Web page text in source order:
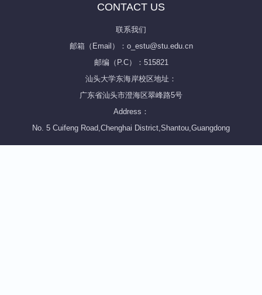
CONTACT US
联系我们
邮箱（Email）：o_estu@stu.edu.cn
邮编（P.C）：515821
汕头大学东海岸校区地址：
广东省汕头市澄海区翠峰路5号
Address：
No. 5 Cuifeng Road,Chenghai District,Shantou,Guangdong